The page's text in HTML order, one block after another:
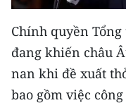
KHOA HỌC - CÔNG
MÔI TRƯỜNG
BẠN ĐỌC
Chính quyền
đang khiến châu
nan khi đề xuất
bao gồm việc